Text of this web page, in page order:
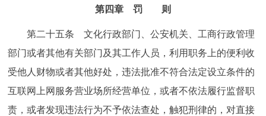
第四章 罚 则
第二十五条 文化行政部门、公安机关、工商行政管理
部门或者其他有关部门及其工作人员，利用职务上的便利收
受他人财物或者其他好处，违法批准不符合法定设立条件的
互联网上网服务营业场所经营单位，或者不依法履行监督职
责，或者发现违法行为不予依法查处，触犯刑律的，对直接